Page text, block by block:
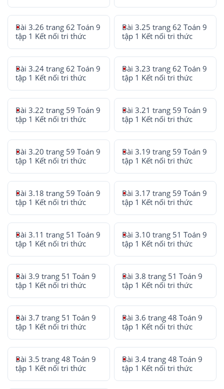
Bài 3.26 trang 62 Toán 9
tập 1 Kết nối tri thức
Bài 3.25 trang 62 Toán 9
tập 1 Kết nối tri thức
Bài 3.24 trang 62 Toán 9
tập 1 Kết nối tri thức
Bài 3.23 trang 62 Toán 9
tập 1 Kết nối tri thức
Bài 3.22 trang 59 Toán 9
tập 1 Kết nối tri thức
Bài 3.21 trang 59 Toán 9
tập 1 Kết nối tri thức
Bài 3.20 trang 59 Toán 9
tập 1 Kết nối tri thức
Bài 3.19 trang 59 Toán 9
tập 1 Kết nối tri thức
Bài 3.18 trang 59 Toán 9
tập 1 Kết nối tri thức
Bài 3.17 trang 59 Toán 9
tập 1 Kết nối tri thức
Bài 3.11 trang 51 Toán 9
tập 1 Kết nối tri thức
Bài 3.10 trang 51 Toán 9
tập 1 Kết nối tri thức
Bài 3.9 trang 51 Toán 9
tập 1 Kết nối tri thức
Bài 3.8 trang 51 Toán 9
tập 1 Kết nối tri thức
Bài 3.7 trang 51 Toán 9
tập 1 Kết nối tri thức
Bài 3.6 trang 48 Toán 9
tập 1 Kết nối tri thức
Bài 3.5 trang 48 Toán 9
tập 1 Kết nối tri thức
Bài 3.4 trang 48 Toán 9
tập 1 Kết nối tri thức